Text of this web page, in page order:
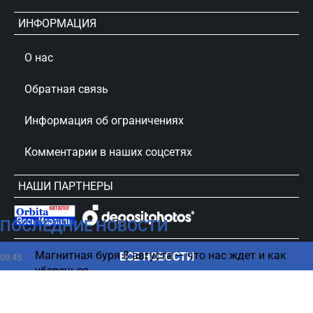
ПОСЛЕДНИЕ НОВОСТИ
09:45
Магнитная буря 8 августа — что нас ждет и как
уберечься
ВСЕ НОВОСТИ
ИНФОРМАЦИЯ
О нас
Обратная связь
Информация об ограничениях
Комментарии в наших соцсетях
НАШИ ПАРТНЕРЫ
сursorinfo.co.il © Все права защищены